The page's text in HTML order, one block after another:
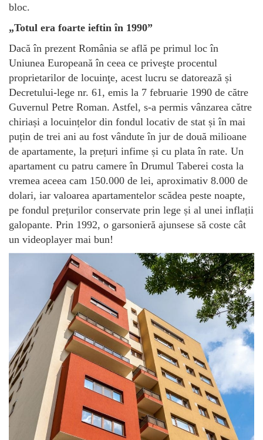
bloc.
„Totul era foarte ieftin în 1990”
Dacă în prezent România se află pe primul loc în
Uniunea Europeană în ceea ce priveşte procentul
proprietarilor de locuinţe, acest lucru se datorează și
Decretului-lege nr. 61, emis la 7 februarie 1990 de către
Guvernul Petre Roman. Astfel, s-a permis vânzarea către
chiriași a locuințelor din fondul locativ de stat și în mai
puțin de trei ani au fost vândute în jur de două milioane
de apartamente, la prețuri infime și cu plata în rate. Un
apartament cu patru camere în Drumul Taberei costa la
vremea aceea cam 150.000 de lei, aproximativ 8.000 de
dolari, iar valoarea apartamentelor scădea peste noapte,
pe fondul prețurilor conservate prin lege și al unei inflații
galopante. Prin 1992, o garsonieră ajunsese să coste cât
un videoplayer mai bun!